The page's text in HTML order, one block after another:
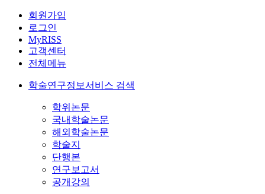
회원가입
로그인
MyRISS
고객센터
전체메뉴
학술연구정보서비스 검색
학위논문
국내학술논문
해외학술논문
학술지
단행본
연구보고서
공개강의